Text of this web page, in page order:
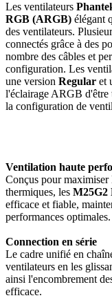
Les ventilateurs
RGB (ARGB) élégant
des ventilateurs.
connectés grâce à des
nombre des câbles et
configuration. Les
une version Regular et
l'éclairage ARGB d'être
la configuration de
Ventilation haute
Conçus pour maximiser
thermiques, les M25G2
efficace et fiable,
performances optimales.
Connection en série
Le cadre unifié en
ventilateurs en les
ainsi l'encombrement
efficace.